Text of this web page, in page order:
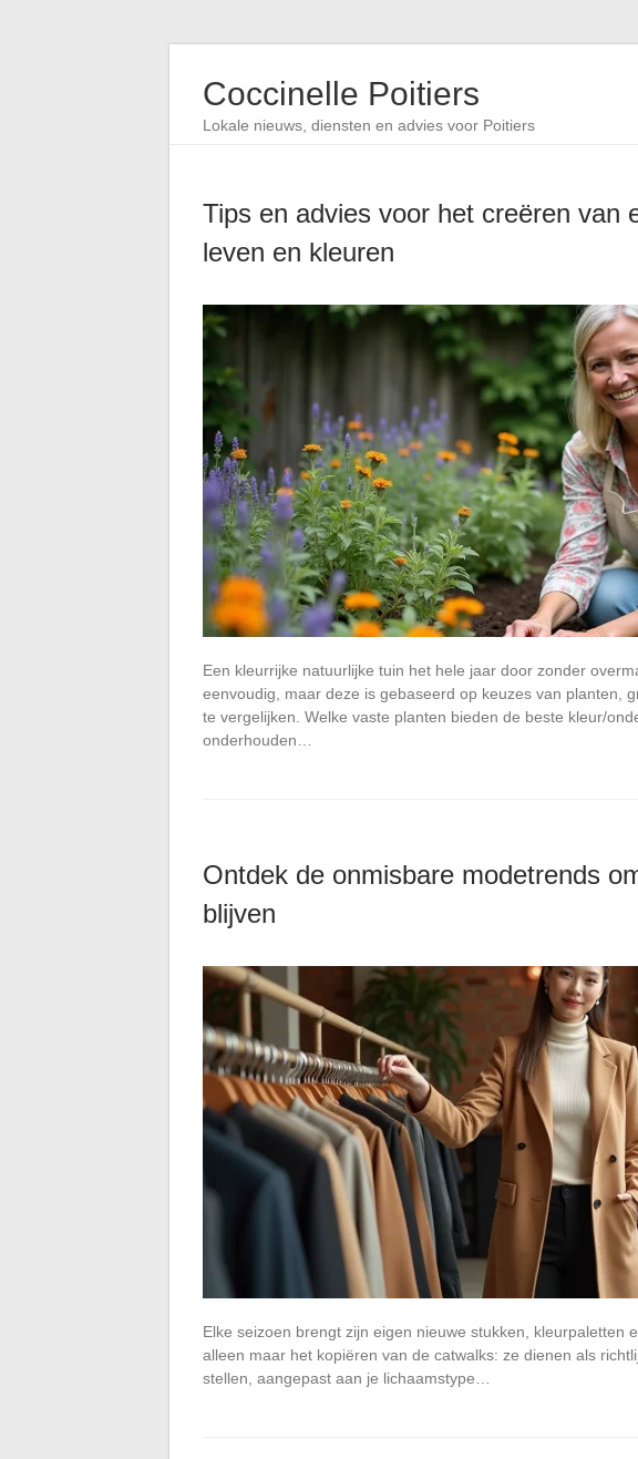
Coccinelle Poitiers
Lokale nieuws, diensten en advies voor Poitiers
Tips en advies voor het creëren van
leven en kleuren
Een kleurrijke natuurlijke tuin het hele jaar door zonder
eenvoudig, maar deze is gebaseerd op keuzes van planten,
te vergelijken. Welke vaste planten bieden de beste kleur/
onderhouden…
Ontdek de onmisbare modetrends
blijven
Elke seizoen brengt zijn eigen nieuwe stukken, kleurpaletten
alleen maar het kopiëren van de catwalks: ze dienen als
stellen, aangepast aan je lichaamstype…